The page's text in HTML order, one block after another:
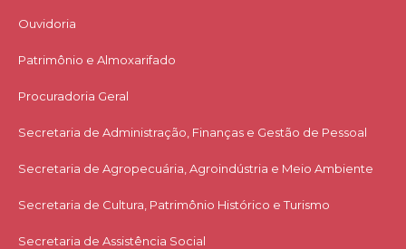
Ouvidoria
Patrimônio e Almoxarifado
Procuradoria Geral
Secretaria de Administração, Finanças e Gestão de Pessoal
Secretaria de Agropecuária, Agroindústria e Meio Ambiente
Secretaria de Cultura, Patrimônio Histórico e Turismo
Secretaria de Assistência Social